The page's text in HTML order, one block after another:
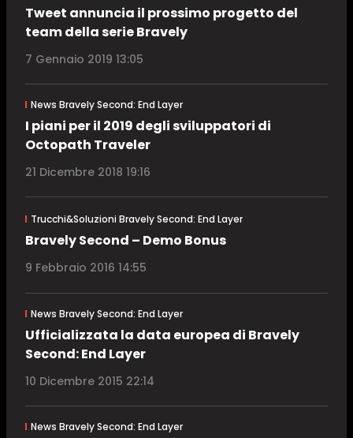
Tweet annuncia il prossimo progetto del
team della serie Bravely
7 Gennaio 2019 13:05
News Bravely Second: End Layer
I piani per il 2019 degli sviluppatori di
Octopath Traveler
21 Dicembre 2018 19:16
Trucchi&Soluzioni Bravely Second: End Layer
Bravely Second – Demo Bonus
9 Febbraio 2016 14:55
News Bravely Second: End Layer
Ufficializzata la data europea di Bravely
Second: End Layer
10 Dicembre 2015 22:14
News Bravely Second: End Layer